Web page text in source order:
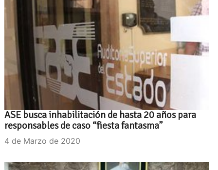
ASE busca inhabilitación de hasta 20 años para
responsables de caso “fiesta fantasma”
4 de Marzo de 2020